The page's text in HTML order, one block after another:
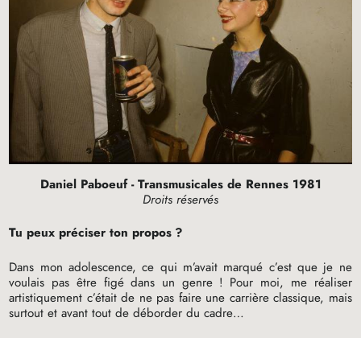
Daniel Paboeuf - Transmusicales de Rennes 1981
Droits réservés
Tu peux préciser ton propos ?
Dans mon adolescence, ce qui m’avait marqué c’est que je ne
voulais pas être figé dans un genre ! Pour moi, me réaliser
artistiquement c’était de ne pas faire une carrière classique, mais
surtout et avant tout de déborder du cadre…